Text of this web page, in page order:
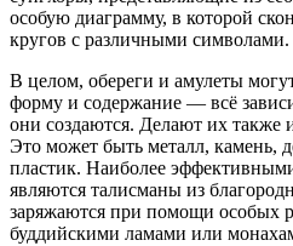
особую диаграмму, в которой
кругов с различными символами.
В целом, обереги и амулеты
форму и содержание — всё
они создаются. Делают их также
Это может быть металл, камень,
пластик. Наиболее
являются талисманы из
заряжаются при помощи особых
буддийскими ламами или